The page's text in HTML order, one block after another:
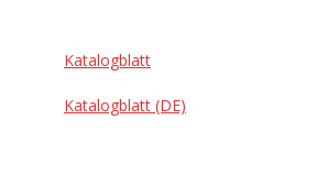
Katalogblatt
Katalogblatt (DE)